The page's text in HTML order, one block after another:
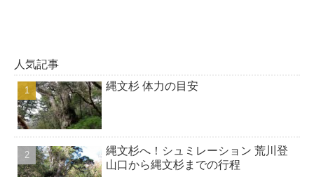
人気記事
縄文杉 体力の目安
縄文杉へ！シュミレーション 荒川登
山口から縄文杉までの行程